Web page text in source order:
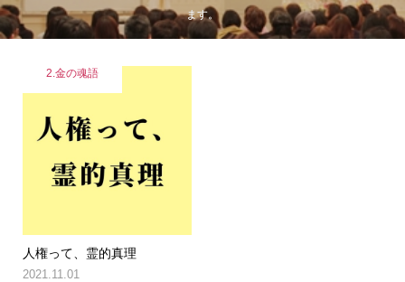
ます。
2.金の魂語
人権って、霊的真理
2021.11.01